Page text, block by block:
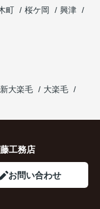
町 桜ケ岡
興津
新大楽毛
大楽毛
工務店
お問い合わせ